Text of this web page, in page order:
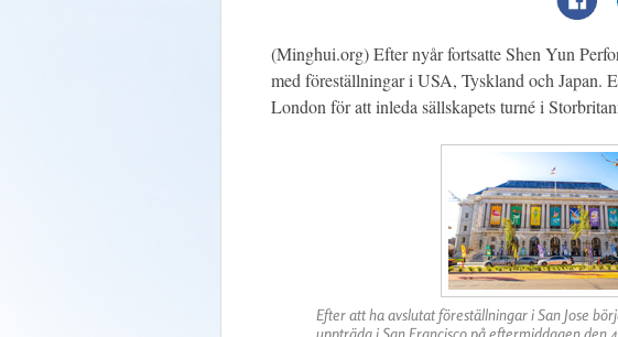
(Minghui.org) Efter nyår fortsatte Shen Yun
med föreställningar i USA, Tyskland och Japan.
London för att inleda sällskapets turné i
Efter att ha avslutat föreställningar i San Jose
uppträda i San Francisco på eftermiddagen den